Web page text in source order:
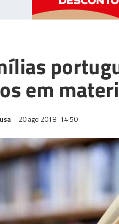
em
20 ago 2018 14:50